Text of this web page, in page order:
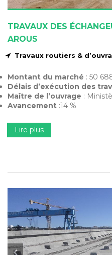
TRAVAUX DES
AROUS
Travaux routiers &
Montant du marché : 50
Délais d’exécution des
Maître de l’ouvrage :
Avancement :14 %
Lire plus